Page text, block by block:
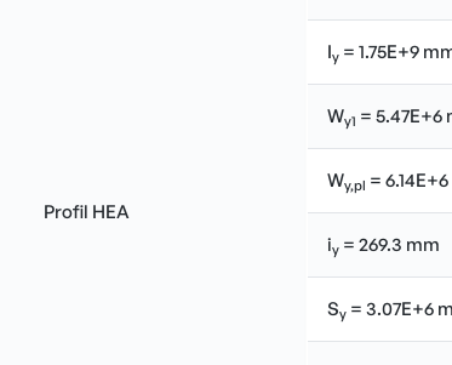
Iy = 1.75E+9
Wy1 = 5.47E+6
Wy,pl =
iy = 269.3 mm
Sy = 3.07E+6